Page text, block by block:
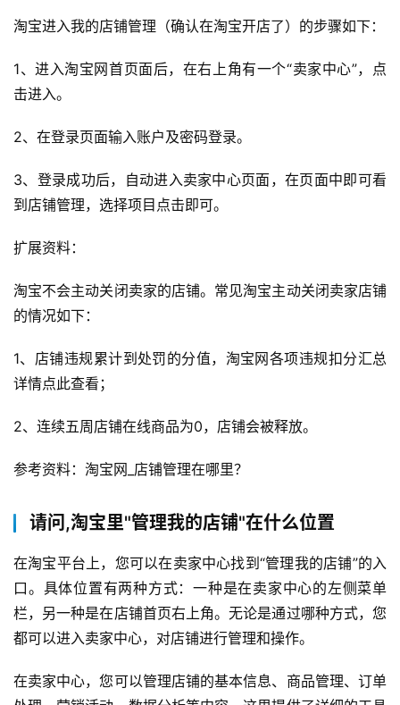
i
观
商
运
播
带
引
推
域
群
问
答
区
淘宝进入我的店铺管理（确认在淘宝开店了）的步骤如下：
1、进入淘宝网首页面后，在右上角有一个“卖家中心”，点
击进入。
2、在登录页面输入账户及密码登录。
3、登录成功后，自动进入卖家中心页面，在页面中即可看
到店铺管理，选择项目点击即可。
扩展资料：
淘宝不会主动关闭卖家的店铺。常见淘宝主动关闭卖家店铺
的情况如下：
1、店铺违规累计到处罚的分值，淘宝网各项违规扣分汇总
详情点此查看；
2、连续五周店铺在线商品为0，店铺会被释放。
参考资料：淘宝网_店铺管理在哪里？
请问,淘宝里"管理我的店铺"在什么位置
在淘宝平台上，您可以在卖家中心找到“管理我的店铺”的入
口。具体位置有两种方式：一种是在卖家中心的左侧菜单
栏，另一种是在店铺首页右上角。无论是通过哪种方式，您
都可以进入卖家中心，对店铺进行管理和操作。
在卖家中心，您可以管理店铺的基本信息、商品管理、订单